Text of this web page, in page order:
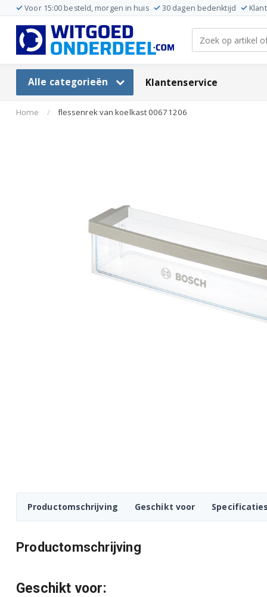
Voor 15:00 besteld, morgen in huis 30 dagen bedenktijd
Alle categorieën Klantenservice
Home / flessenrek van koelkast 00671206
Productomschrijving Geschikt voor Specificaties
Productomschrijving
Geschikt voor: